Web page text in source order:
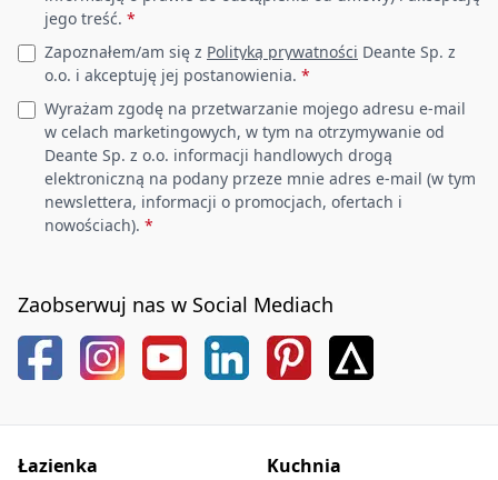
jego treść. *
Zapoznałem/am się z Polityką prywatności Deante Sp. z
o.o. i akceptuję jej postanowienia. *
Wyrażam zgodę na przetwarzanie mojego adresu e-mail
w celach marketingowych, w tym na otrzymywanie od
Deante Sp. z o.o. informacji handlowych drogą
elektroniczną na podany przeze mnie adres e-mail (w tym
newslettera, informacji o promocjach, ofertach i
nowościach). *
Zaobserwuj nas w Social Mediach
Łazienka
Kuchnia